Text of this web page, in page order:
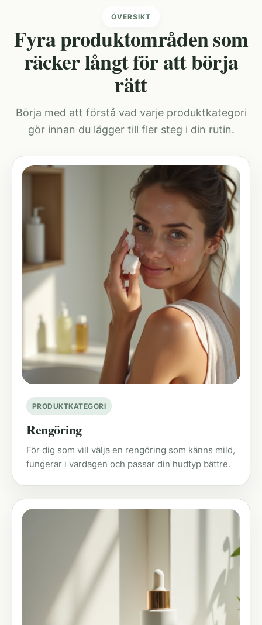
ÖVERSIKT
Fyra produktområden som
räcker långt för att börja
rätt
Börja med att förstå vad varje produktkategori
gör innan du lägger till fler steg i din rutin.
PRODUKTKATEGORI
Rengöring
För dig som vill välja en rengöring som känns mild,
fungerar i vardagen och passar din hudtyp bättre.